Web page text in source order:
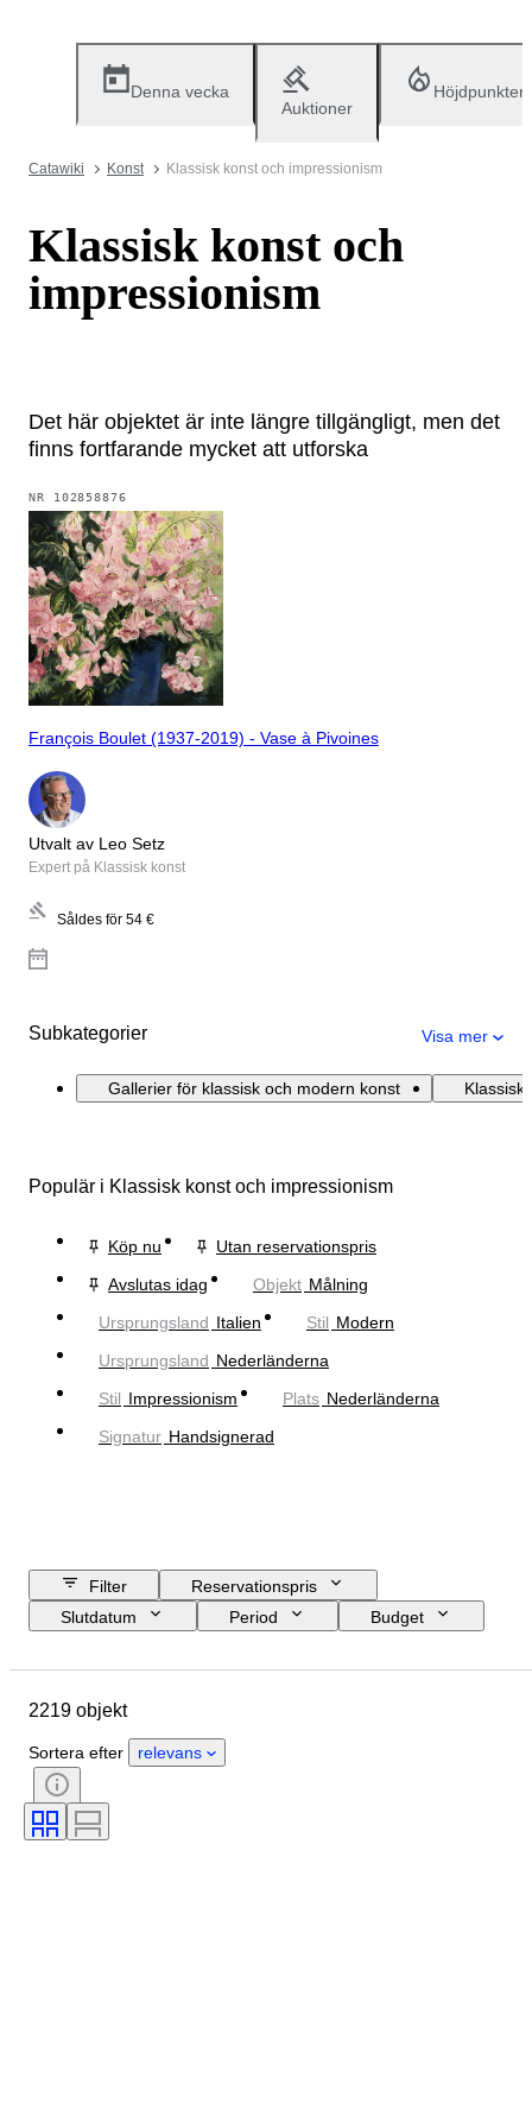
Denna vecka
Auktioner
Höjdpunkter
Catawiki Konst Klassisk konst och impressionism
Klassisk konst och
impressionism
Det här objektet är inte längre tillgängligt, men det
finns fortfarande mycket att utforska
NR 102858876
François Boulet (1937-2019) - Vase à Pivoines
Utvalt av Leo Setz
Expert på Klassisk konst
Såldes för 54 €
Subkategorier Visa mer
Gallerier för klassisk och modern konst Klassisk
Populär i Klassisk konst och impressionism
Köp nu
Utan reservationspris
Avslutas idag
Objekt Målning
Ursprungsland Italien Stil Modern
Ursprungsland Nederländerna
Stil Impressionism Plats Nederländerna
Signatur Handsignerad
Filter
Reservationspris
Slutdatum
Period
Budget
Stil
Konstnär
2219 objekt
Sortera efter relevans